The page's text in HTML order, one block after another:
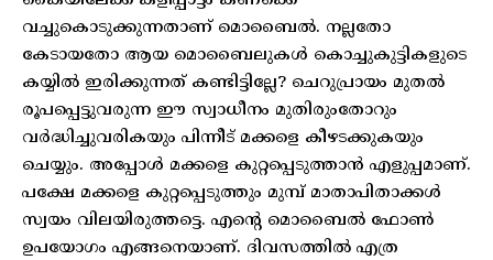
വച്ചുകൊടുക്കുന്നതാണ് മൊബൈൽ. നല്ലതോ
കേടായതോ ആയ മൊബൈലുകൾ കൊച്ചുകുട്ടികളുടെ
കയ്യിൽ ഇരിക്കുന്നത് കണ്ടിട്ടില്ലേ? ചെറുപ്രായം മുതൽ
രൂപപ്പെട്ടുവരുന്ന ഈ സ്വാധീനം മുതിരുംതോറും
വർദ്ധിച്ചുവരികയും പിന്നീട് മക്കളെ കീഴടക്കുകയും
ചെയ്യും. അപ്പോൾ മക്കളെ കുറ്റപ്പെടുത്താൻ എളുപ്പമാണ്.
പക്ഷേ മക്കളെ കുറ്റപ്പെടുത്തും മുമ്പ് മാതാപിതാക്കൾ
സ്വയം വിലയിരുത്തട്ടെ. എന്റെ മൊബൈൽ ഫോൺ
ഉപയോഗം എങ്ങനെയാണ്. ദിവസത്തിൽ എത്ര